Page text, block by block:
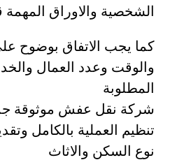
الشخصية والاوراق
كما يجب الاتفاق بوضوح
والوقت وعدد العمال
المطلوبة
شركة نقل عفش موثوقة
تنظيم العملية بالكامل
نوع السكن والاثاث